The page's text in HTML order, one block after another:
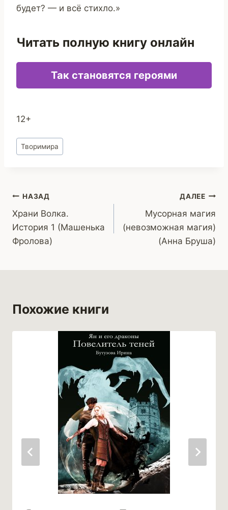
будет? — и всё стихло.»
Читать полную книгу онлайн
Так становятся героями
12+
Метки
записи:
Творимира
Навигация
по
записям
НАЗАД
Храни Волка.
История 1 (Машенька
Фролова)
ДАЛЕЕ
Мусорная магия
(невозможная магия)
(Анна Бруша)
Похожие книги